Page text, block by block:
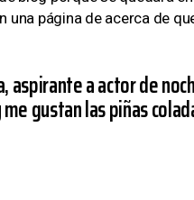
página de acerca de
aspirante a actor de
gustan las piñas